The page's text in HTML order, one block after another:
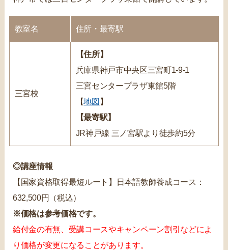
教室名 住所・最寄駅
三宮校
【住所】
兵庫県神戸市中央区三宮町1-9-1
三宮センタープラザ東館5階
【地図 】
【最寄駅】
JR神戸線 三ノ宮駅より徒歩約5分
◎講座情報
【国家資格取得最短ルート】日本語教師養成コース：
632,500円（税込）
※価格は参考価格です。
給付金の有無、受講コースやキャンペーン割引などによ
り価格が変更になることがあります。